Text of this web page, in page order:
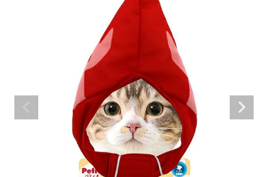
ご利用案内
ACCOUNT MENU
ようこそ ゲスト 様
person 新規会員登録